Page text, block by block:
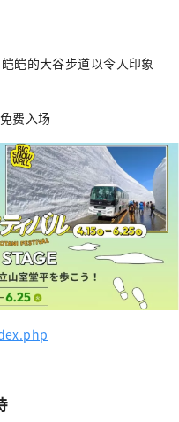
的主要车站的名称。
部阿尔卑斯山路线”的
线可以穿越世界著名的
部水坝观光放水”。
游客。 还有大量参观北
连山的游客，以及在
客，那里的水很美。马
松本市，北接白马村，
我们想让世界
市的魅力，比如荞麦
地美食、清酒、当地啤
，一日游的温泉，还有
您能使用
皑的大谷步道以令人印象
费入场